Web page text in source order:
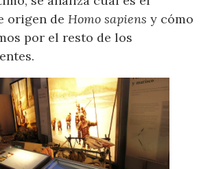
origen deHomo sapiens y cómo
por el resto de los